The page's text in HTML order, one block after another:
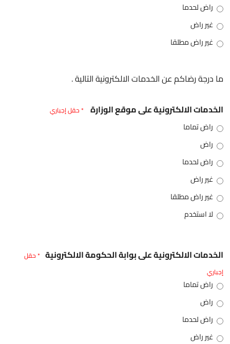
راض لحدما
غير راض
غير راض مطلقا
ما درجة رضاكم عن الخدمات الالكترونية التالية .
الخدمات الالكترونية على موقع الوزارة * حقل إجباري
راض تماما
راض
راض لحدما
غير راض
غير راض مطلقا
لا استخدم
الخدمات الالكترونية على بوابة الحكومة الالكترونية * حقل
إجباري
راض تماما
راض
راض لحدما
غير راض